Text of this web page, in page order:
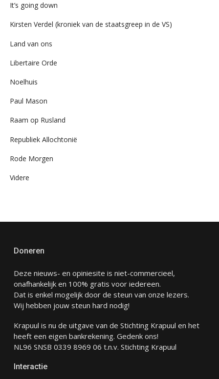
It’s going down
Kirsten Verdel (kroniek van de staatsgreep in de VS)
Land van ons
Libertaire Orde
Noelhuis
Paul Mason
Raam op Rusland
Republiek Allochtonië
Rode Morgen
Videre
Doneren
Deze nieuws- en opiniesite is niet-commercieel,
onafhankelijk en 100% gratis voor iedereen.
Dat is enkel mogelijk door de steun van onze lezers.
Wij hebben jouw steun hard nodig!
Krapuul is nu de uitgave van de Stichting Krapuul en het
heeft een eigen bankrekening. Gedenk ons!
NL96 SNSB 0339 8969 06 t.n.v. Stichting Krapuul
Interactie